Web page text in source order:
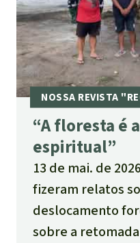
“A floresta é
espiritual”
13 de mai. de 2026
fizeram relatos
deslocamento
sobre a